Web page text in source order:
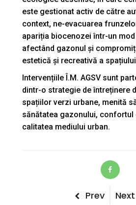
este gestionat activ de către
context, ne-evacuarea
apariția biocenozei într-un
afectând gazonul și
estetică și recreativă a
Intervențiile Î.M. AGSV sunt
dintr-o strategie de întreținere
spațiilor verzi urbane, menită
sănătatea gazonului, confortul
calitatea mediului urban.
Previous
Prev
Next
Next